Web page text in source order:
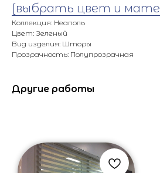
[выбрать цвет и
Коллекция: Неаполь
Цвет: Зеленый
Вид изделия: Шторы
Прозрачность: Полупрозрачная
Другие работы